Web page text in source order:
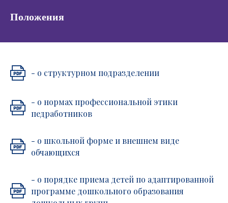
Положения
- о структурном подразделении
- о нормах профессиональной этики
педработников
- о школьной форме и внешнем виде
обчающихся
- о порядке приема детей по адаптированной
программе дошкольного образования